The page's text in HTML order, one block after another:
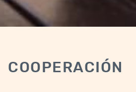
COOPERACIÓN